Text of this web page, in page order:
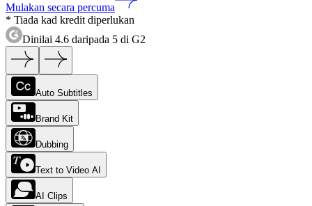
Mulakan secara percuma
* Tiada kad kredit diperlukan
Dinilai 4.6 daripada 5 di G2
Auto Subtitles
Brand Kit
Dubbing
Text to Video AI
AI Clips